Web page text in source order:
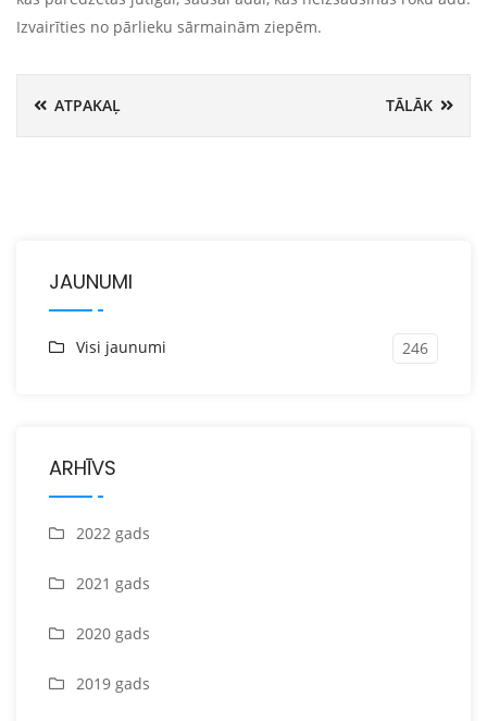
Izvairīties no pārlieku sārmainām ziepēm.
ATPAKAĻ TĀLĀK
JAUNUMI
Visi jaunumi 246
ARHĪVS
2022 gads
2021 gads
2020 gads
2019 gads